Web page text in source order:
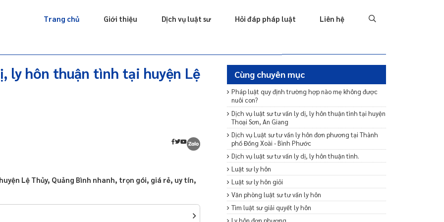
Trang chủ Giới thiệu Dịch vụ luật sư Hỏi đáp pháp luật Liên hệ Hôn nhân & Gia đình
ly hôn thuận tình tại huyện Lệ
Lệ Thủy, Quảng Bình nhanh, trọn gói, giá rẻ, uy tín,
Cùng chuyên mục
Pháp luật quy định trường hợp nào mẹ không được
nuôi con?
Dịch vụ luật sư tư vấn ly dị, ly hôn thuận tình tại huyện
Thoại Sơn, An Giang
Dịch vụ Luật sư tư vấn ly hôn đơn phương tại Thành
phố Đồng Xoài - Bình Phước
Dịch vụ luật sư tư vấn ly dị, ly hôn thuận tình.
Luật sư ly hôn
Luật sư ly hôn giỏi
Văn phòng luật sư tư vấn ly hôn
Tìm luật sư giải quyết ly hôn